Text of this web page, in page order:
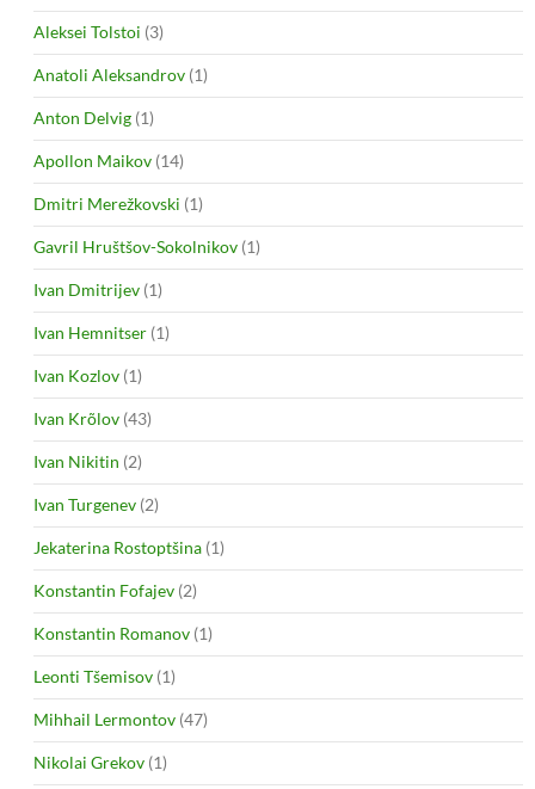
Aleksei Tolstoi (3)
Anatoli Aleksandrov (1)
Anton Delvig (1)
Apollon Maikov (14)
Dmitri Merežkovski (1)
Gavril Hruštšov-Sokolnikov (1)
Ivan Dmitrijev (1)
Ivan Hemnitser (1)
Ivan Kozlov (1)
Ivan Krõlov (43)
Ivan Nikitin (2)
Ivan Turgenev (2)
Jekaterina Rostoptšina (1)
Konstantin Fofajev (2)
Konstantin Romanov (1)
Leonti Tšemisov (1)
Mihhail Lermontov (47)
Nikolai Grekov (1)